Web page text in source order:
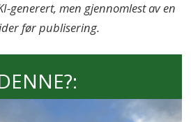
generert, men gjennomlest av en
før publisering.